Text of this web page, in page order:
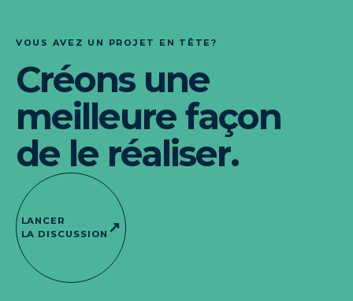
VOUS AVEZ UN PROJET EN TÊTE?
Créons une
meilleure façon
de le réaliser.
LANCER
LA DISCUSSION ↗